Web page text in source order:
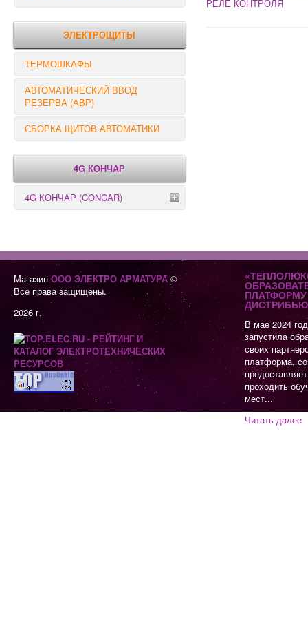
РЕЛЕ КОНТРОЛЯ
ЭЛЕКТРОЩИТЫ
ТЕРМОШКАФЫ
АВТОМАТИЧЕСКИЙ ВВОД
РЕЗЕРВА (АВР)
СБОРКА ЩИТОВ АВТОМАТИКИ
4G КОНЧАР
4G КОНЧАР (CONCAR)
РЕЛЕ КОНТРОЛЯ
Магазин ООО ЭЛЕКТРО АРМАТУРА©
Все права защищены.
2026 г.
В мае 2024
запустила
своих
платформа,
проходить
мест...
Читать далее